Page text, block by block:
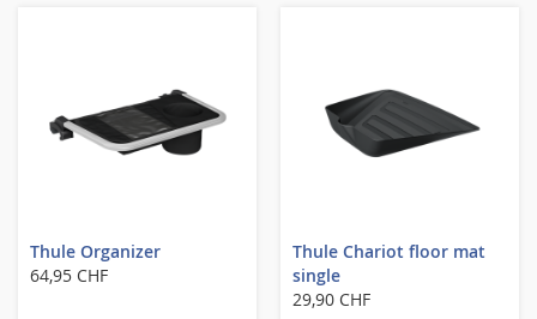
Thule Organizer
64,95 CHF
Thule Chariot floor mat
single
29,90 CHF